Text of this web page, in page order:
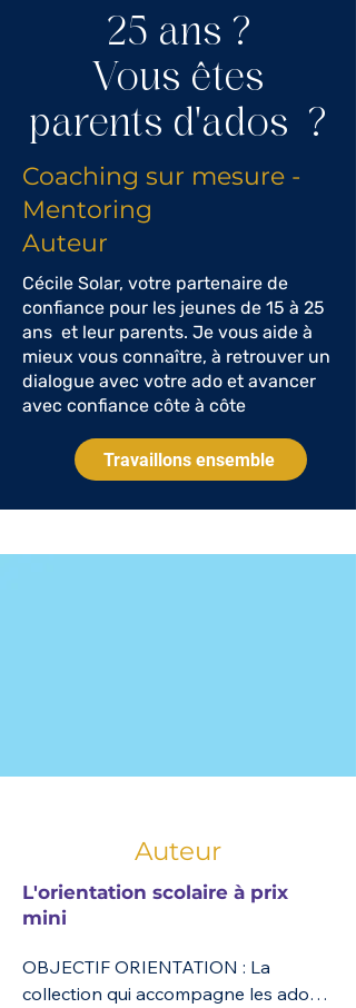
25 ans ?
Vous êtes
parents d'ados ?
Coaching sur mesure -
Mentoring
Auteur
Cécile Solar, votre partenaire de
confiance pour les jeunes de 15 à 25
ans et leur parents. Je vous aide à
mieux vous connaître, à retrouver un
dialogue avec votre ado et avancer
avec confiance côte à côte
Travaillons ensemble
Auteur
L'orientation scolaire à prix
mini
OBJECTIF ORIENTATION : La
collection qui accompagne les ados